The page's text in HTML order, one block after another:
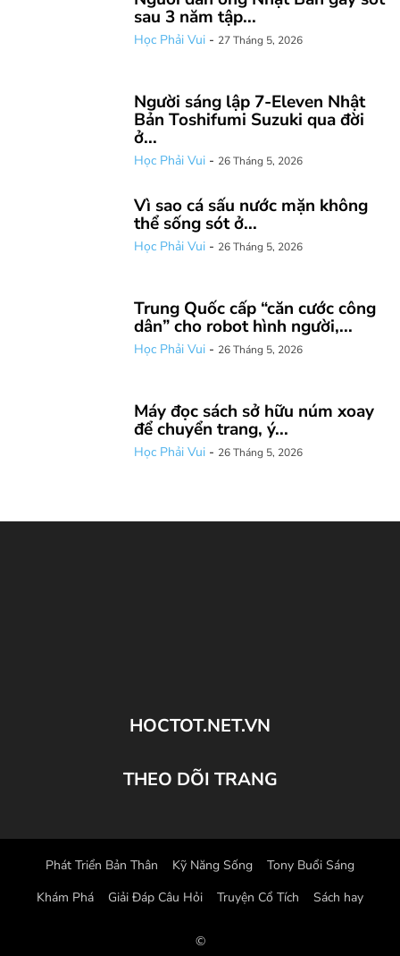
sau 3 năm tập...
Học Phải Vui - 27 Tháng 5, 2026
Người sáng lập 7-Eleven Nhật
Bản Toshifumi Suzuki qua đời
ở...
Học Phải Vui - 26 Tháng 5, 2026
Vì sao cá sấu nước mặn không
thể sống sót ở...
Học Phải Vui - 26 Tháng 5, 2026
Trung Quốc cấp “căn cước công
dân” cho robot hình người,...
Học Phải Vui - 26 Tháng 5, 2026
Máy đọc sách sở hữu núm xoay
để chuyển trang, ý...
Học Phải Vui - 26 Tháng 5, 2026
HOCTOT.NET.VN
THEO DÕI TRANG
Phát Triển Bản Thân Kỹ Năng Sống
Tony Buổi Sáng
Khám Phá
Giải Đáp Câu Hỏi Truyện Cổ Tích Sách hay
©